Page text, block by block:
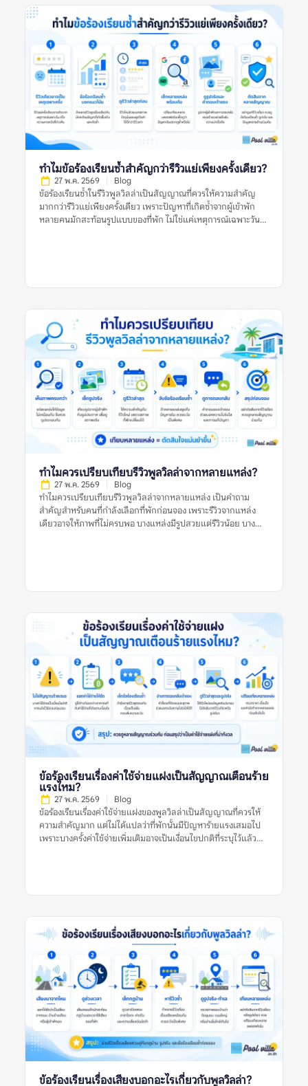
และข้อมูลจากหลายแหล่ง ก่อนตัดสินใจจองพูลวิลล่า ควรเชื่อรูป
จากผู้เข้าพักมากกว่ารูปทางการไหม หมายถึงอะไร? ควรเชื่อรูปจากผู้
เข้าพักมากกว่ารูปทางการไหม หมายถึงการพิจารณาว่ารูปประเภทใด
น่าใช้เป็นข้อมูลประกอบการตัดสินใจมากกว่า ระหว่างรูปที่เจ้าของ
ที่พักหรือแพลตฟอร์มจัดทำอย่างเป็นทางการ กับรูปที่ผู้เข้าพักจริง
ถ่ายและแนบไว้ในรีวิว รูปทางการมักถ่ายด้วยแสงดี มุมดี และจัด
พื้นที่ให้ดูพร้อมที่สุด จึงช่วยให้เห็นภาพรวมของที่พักได้ชัด เช่น
โครงสร้างบ้าน สไตล์การตกแต่ง มุมสระ พื้นที่นั่งเล่น และห้องนอน
หลัก แต่ข้อจำกัดคืออาจไม่สะท้อนสภาพปัจจุบัน หากรูปถ่ายไว้นาน
หรือถ่ายเฉพาะมุมที่ดีที่สุด ส่วนรูปจากผู้เข้าพักมักมีความเป็น
ธรรมชาติมากกว่า เห็นสภาพบ้านตอนใช้งานจริง เช่น สระหลังมีคน
เล่น ห้องน้ำที่ใช้งานจริง พื้นที่ครัว ที่จอดรถ หรือมุมที่รูปทางการไม่
ได้แสดง อย่างไรก็ตาม รูปจากผู้เข้าพักก็มีข้อจำกัดเช่นกัน เพราะ
อาจถ่ายในวันที่แสงไม่ดี มุมไม่สวย หรือสะท้อนเหตุการณ์เฉพาะวัน
ดังนั้น การเปรียบเทียบรูปทั้งสองประเภทจึงสำคัญกว่าการเลือกเชื่อ
ฝ่ายใดฝ่ายหนึ่งทั้งหมด […]
ทำไมข้อร้องเรียนซ้ำสำคัญกว่ารีวิวแย่เพียงครั้งเดียว?
27 พ.ค. 2569 Blog
ข้อร้องเรียนซ้ำในรีวิวพูลวิลล่าเป็นสัญญาณที่ควรให้ความสำคัญ
มากกว่ารีวิวแย่เพียงครั้งเดียว เพราะปัญหาที่เกิดซ้ำจากผู้เข้าพัก
หลายคนมักสะท้อนรูปแบบของที่พัก ไม่ใช่แค่เหตุการณ์เฉพาะวัน
แอร์ไม่เย็น ห้องนอนไม่ตรงรูป คืนเงินมัดจำช้า หรือมีค่าใช้จ่ายไม่
ก่อนจอง การอ่านรีวิวพูลวิลล่าอย่างรอบคอบจึงไม่ใช่การหารีวิวที่ดี
ที่สุดหรือแย่ที่สุด แต่คือการดูแนวโน้มจากหลายรีวิว หลายช่วงเวลา
และหลายแหล่งข้อมูลร่วมกัน ข้อร้องเรียนซ้ำในรีวิวพูลวิลล่าหมาย
ถึงอะไร? ข้อร้องเรียนซ้ำในรีวิวพูลวิลล่า หมายถึงปัญหาเดียวกัน
หรือปัญหาคล้ายกันที่ปรากฏในรีวิวจากผู้เข้าพักหลายคน เช่น หลาย
คนบอกว่าสระน้ำขุ่น หลายรีวิวพูดถึงห้องน้ำมีกลิ่น หรือหลายแหล่ง
ระบุว่าเจ้าของที่พักตอบช้าเมื่อเกิดปัญหา ข้อร้องเรียนซ้ำมีน้ำหนัก
มากกว่ารีวิวแย่เดี่ยว ๆ เพราะช่วยบอกว่าปัญหานั้นอาจไม่ได้เกิดขึ้น
แบบบังเอิญ แต่เป็นสิ่งที่พบได้บ่อยหรือยังไม่ได้รับการแก้ไขอย่าง
จริงจัง ตัวอย่างข้อร้องเรียนซ้ำที่ควรระวัง ได้แก่: รีวิวแย่หนึ่งรีวิวอาจ
เป็นเพียงประสบการณ์เฉพาะครั้ง แต่ข้อร้องเรียนซ้ำในรีวิวพูลวิลล่า
ข้อร้องเรียนซ้ำจึงสำคัญกว่ารีวิวแย่ครั้งเดียว? รีวิวแย่เพียงครั้งเดียว
อาจสะท้อนปัญหาจริง แต่ยังไม่เพียงพอที่จะสรุปว่าที่พักมีมาตรฐาน
ไม่ดีเสมอไป ผู้เข้าพักแต่ละคนมีความคาดหวังต่างกัน บางคนอาจให้
คะแนนต่ำเพราะไม่พอใจกฎบ้าน บางคนอาจเจอเหตุการณ์เฉพาะวัน
เช่น ฝนตก ไฟดับชั่วคราว หรือแม่บ้านเข้าทำความสะอาดล่าช้า แต่ถ้า
ปัญหาเดิมปรากฏซ้ำหลายครั้ง โดยเฉพาะในรีวิวล่าสุดหรือในหลาย
ทำไมควรเปรียบเทียบรีวิวพูลวิลล่าจากหลายแหล่ง?
27 พ.ค. 2569 Blog
ทำไมควรเปรียบเทียบรีวิวพูลวิลล่าจากหลายแหล่ง เป็นคำถาม
สำคัญสำหรับคนที่กำลังเลือกที่พักก่อนจอง เพราะรีวิวจากแหล่ง
เดียวอาจให้ภาพที่ไม่ครบพอ บางแหล่งมีรูปสวยแต่รีวิวน้อย บาง
ของเจ้าของที่พัก สิ่งสำคัญคือไม่ควรตัดสินจากรีวิวเดียว รูปเดียว
ก่อนตัดสินใจจอง ทำไมควรเปรียบเทียบรีวิวพูลวิลล่าจากหลาย
แหล่ง หมายถึงอะไร? ทำไมควรเปรียบเทียบรีวิวพูลวิลล่าจากหลาย
แหล่ง หมายถึงการนำข้อมูลจากหลายแพลตฟอร์มหรือหลาย
ประกาศไว้หรือไม่ ไม่ใช่ดูรีวิวจากที่เดียวแล้วสรุปทันทีว่าที่พักดีหรือ
ไม่ดี รีวิวแต่ละแหล่งมีจุดแข็งต่างกัน บางแพลตฟอร์มมีรีวิวจากผู้
เข้าพักจริงจำนวนมาก บางแหล่งมีรูปจากผู้ใช้ที่ช่วยยืนยันสภาพ
ปัจจุบัน บางแหล่งมีคอมเมนต์ที่พูดตรง ๆ เกี่ยวกับข้อเสีย เช่น ทาง
เข้ายาก สระไม่สะอาด กฎเสียงเข้มงวด หรือมีค่าใช้จ่ายเพิ่มเติม การ
เปรียบเทียบจึงไม่ได้ทำเพื่อจับผิดที่พัก แต่ทำเพื่อให้เห็นข้อเท็จจริง
รอบด้าน โดยเฉพาะพูลวิลล่าที่มีราคาต่อคืนค่อนข้างสูงและมักจอง
สำหรับหลายคน หากเลือกผิด ผลกระทบจะเกิดกับทั้งกลุ่ม ไม่ใช่แค่
ผู้จองคนเดียว ทำไมเรื่องนี้จึงสำคัญก่อนจองพูลวิลล่า? พูลวิลล่ามี
รายละเอียดมากกว่าที่พักทั่วไป เพราะต้องดูทั้งบ้านทั้งหลัง สระว่าย
น้ำ ห้องนอน ห้องน้ำ ครัว พื้นที่จอดรถ กฎบ้าน และเงื่อนไขค่าใช้จ่าย
หากดูรีวิวจากแหล่งเดียว อาจเห็นเฉพาะมุมที่แหล่งนั้นนำเสนอเด่น
ที่สุด ตัวอย่างเช่น […]
ข้อร้องเรียนเรื่องค่าใช้จ่ายแฝงเป็นสัญญาณเตือนร้าย
แรงไหม?
27 พ.ค. 2569 Blog
ข้อร้องเรียนเรื่องค่าใช้จ่ายแฝงของพูลวิลล่าเป็นสัญญาณที่ควรให้
ความสำคัญมาก แต่ไม่ได้แปลว่าที่พักนั้นมีปัญหาร้ายแรงเสมอไป
เพราะบางครั้งค่าใช้จ่ายเพิ่มเติมอาจเป็นเงื่อนไขปกติที่ระบุไว้แล้ว
กัน ไม่ใช่ตัดสินจากรีวิวเดียว รูปเดียว หรือคำร้องเรียนเดียว ข้อร้อง
เรียนเรื่องค่าใช้จ่ายแฝงของพูลวิลล่าหมายถึงอะไร? ข้อร้องเรียน
เรื่องค่าใช้จ่ายแฝงของพูลวิลล่า หมายถึงรีวิวที่ผู้เข้าพักพูดถึงค่าใช้
จ่ายที่ไม่คาดคิดหรือไม่เข้าใจตั้งแต่แรก เช่น ราคาที่เห็นในประกาศ
ไม่ใช่ราคาสุทธิ มีค่าทำความสะอาดเพิ่ม มีค่าคนเกิน ค่าไฟ ค่าปรับ
เสียงดัง ค่าเตาปิ้งย่าง หรือค่าหักเงินมัดจำหลังเช็กเอาต์ คำว่า “ค่าใช้
จ่ายแฝง” ไม่ได้หมายความว่าทุกรายการเป็นการเอาเปรียบเสมอไป
บางรายการอาจเป็นค่าใช้จ่ายปกติของที่พัก แต่กลายเป็นปัญหา
เพราะสื่อสารไม่ชัดก่อนจอง หรือผู้เข้าพักไม่ได้อ่านเงื่อนไขให้ครบ
รีวิวที่มีประโยชน์ควรบอกชัดว่า ค่าใช้จ่ายนั้นคืออะไร ถูกแจ้งไว้ก่อน
หรือไม่ เกิดขึ้นเพราะเงื่อนไขใด และเจ้าของที่พักอธิบายอย่างไร หาก
รีวิวมีเพียงคำว่า “มีค่าใช้จ่ายแอบแฝง” แต่ไม่บอกบริบท ควรอ่าน
รีวิวอื่นประกอบก่อนสรุป ทำไมข้อร้องเรียนเรื่องค่าใช้จ่ายแฝงจึง
ข้อร้องเรียนเรื่องเสียงบอกอะไรเกี่ยวกับพูลวิลล่า?